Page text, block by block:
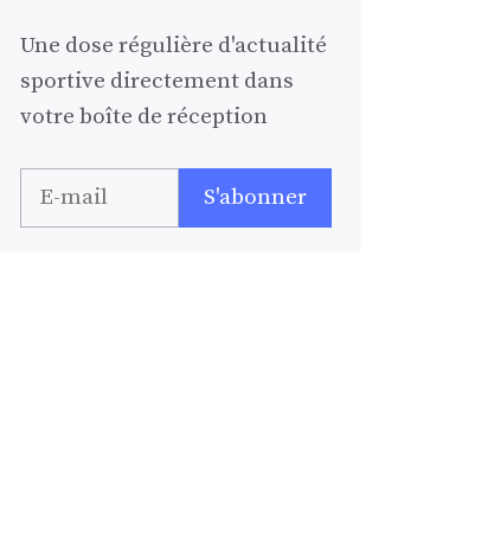
Une dose régulière d'actualité
sportive directement dans
votre boîte de réception